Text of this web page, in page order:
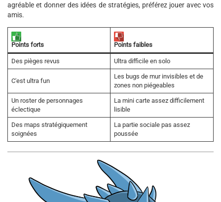
agréable et donner des idées de stratégies, préférez jouer avec vos
amis.
Points forts Points faibles
Des pièges revus Ultra difficile en solo
C'est ultra fun
Les bugs de mur invisibles et de
zones non piégeables
Un roster de personnages
éclectique
La mini carte assez difficilement
lisible
Des maps stratégiquement
soignées
La partie sociale pas assez
poussée